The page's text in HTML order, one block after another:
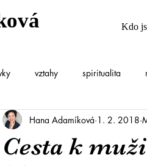
Kdo
vztahy spiritualita
Cesta k
Hana Adamíková 1. 2. 2018